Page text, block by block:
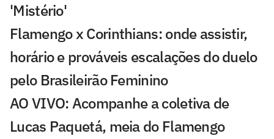
'Mistério'
Flamengo x Corinthians: onde assistir,
horário e prováveis escalações do duelo
pelo Brasileirão Feminino
AO VIVO: Acompanhe a coletiva de
Lucas Paquetá, meia do Flamengo